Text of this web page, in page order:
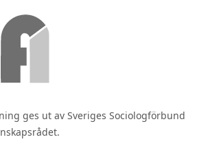
ges ut av Sveriges Sociologförbund